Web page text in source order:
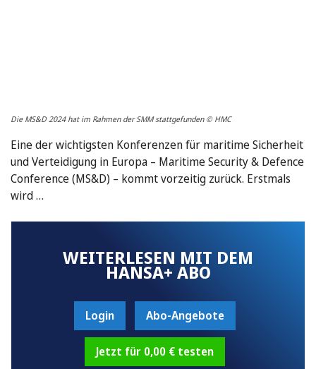
Die MS&D 2024 hat im Rahmen der SMM stattgefunden © HMC
Eine der wichtigsten Konferenzen für maritime Sicherheit
und Verteidigung in Europa – Maritime Security & Defence
Conference (MS&D) – kommt vorzeitig zurück. Erstmals
wird …
WEITERLESEN MIT DEM
HANSA+ ABO
Login Abo-Angebote
Jetzt für 0,00 € testen